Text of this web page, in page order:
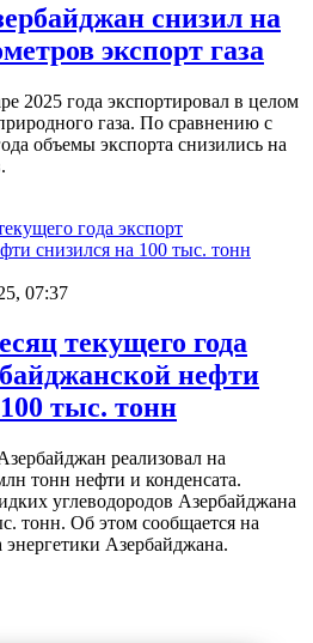
снизил на
экспорт газа
2025 года экспортировал в целом
газа. По сравнению с
объемы экспорта снизились на
07:37
текущего года
нефти
тыс. тонн
реализовал на
тонн нефти и конденсата.
углеводородов Азербайджана
тонн. Об этом сообщается на
энергетики Азербайджана.